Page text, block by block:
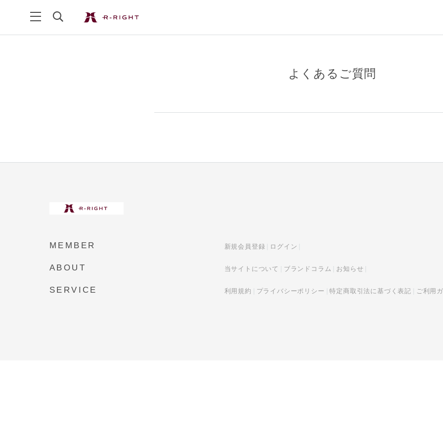
よくあるご質問
MEMBER 新規会員登録 ログイン
ABOUT 当サイトについて ブランドコラム お知らせ
SERVICE 利用規約 プライバシーポリシー 特定商取引法に基づく表記 ご利用